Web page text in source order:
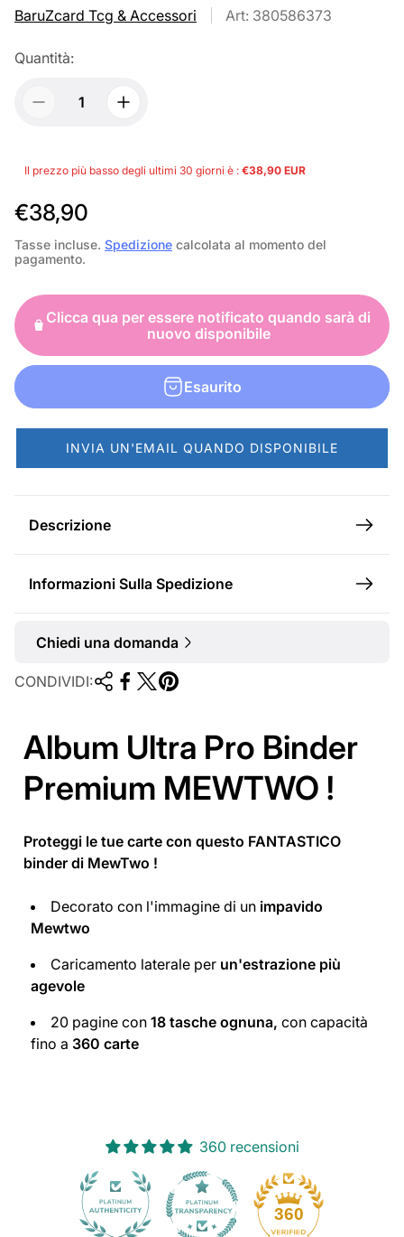
BaruZcard Tcg & Accessori Art: 380586373
Quantità:
Il prezzo più basso degli ultimi 30 giorni è : €38,90 EUR
P
r
e
z
z
o
n
o
r
m
€38,90
Tasse incluse. Spedizione calcolata al momento del
pagamento.
Clicca qua per essere notificato quando sarà di
nuovo disponibile
Esaurito
INVIA UN'EMAIL QUANDO DISPONIBILE
Descrizione
Informazioni Sulla Spedizione
Chiedi una domanda
CONDIVIDI:
Album Ultra Pro Binder
Premium MEWTWO !
Proteggi le tue carte con questo FANTASTICO
binder di MewTwo !
Decorato con l'immagine di un impavido
Mewtwo
Caricamento laterale per un'estrazione più
agevole
20 pagine con 18 tasche ognuna, con capacità
fino a 360 carte
360 recensioni
360